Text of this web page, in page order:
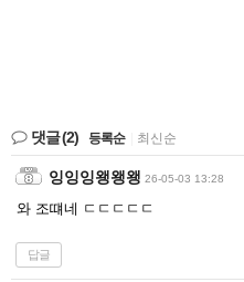
댓글(2) 등록순 최신순
잉잉잉왱왱왱 26-05-03 13:28
와 조떄네 ㄷㄷㄷㄷㄷ
답글